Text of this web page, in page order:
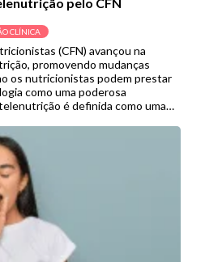
CLÍNICA
(CFN) avançou na
promovendo mudanças
os nutricionistas podem prestar
como uma poderosa
é definida como uma
uso das Tecnologias da